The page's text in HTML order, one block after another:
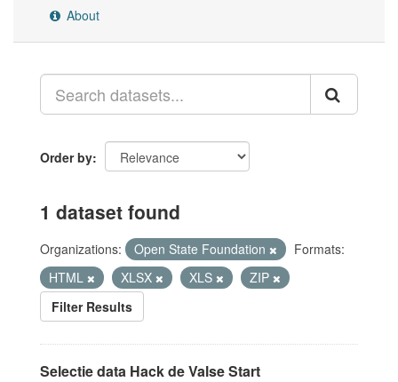
About
Order by
1 dataset found
Organizations: Open State Foundation
Formats:
HTML
XLSX XLS
ZIP
Filter Results
Selectie data Hack de Valse Start